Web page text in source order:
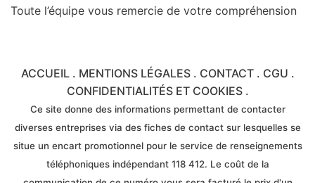
Toute l’équipe vous remercie de votre compréhension
ACCUEIL. MENTIONS LÉGALES. CONTACT. CGU .
CONFIDENTIALITÉS ET COOKIES.
Ce site donne des informations permettant de contacter
diverses entreprises via des fiches de contact sur lesquelles se
situe un encart promotionnel pour le service de renseignements
téléphoniques indépendant 118 412. Le coût de la